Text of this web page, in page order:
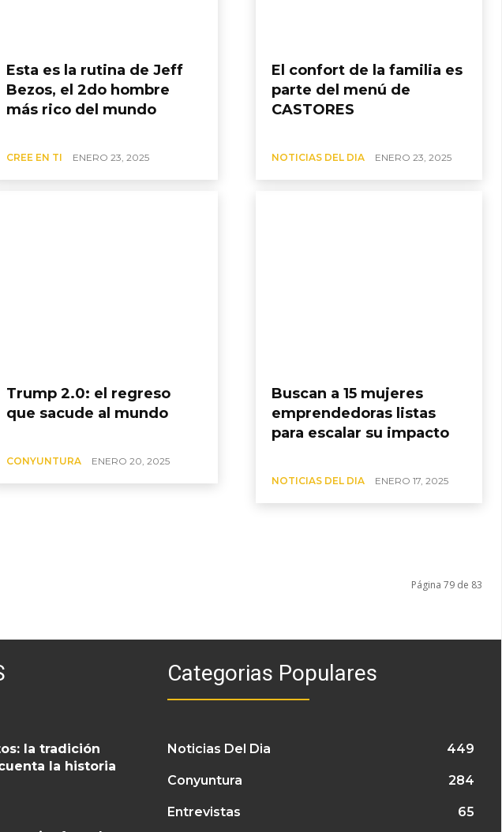
Esta es la rutina de Jeff
Bezos, el 2do hombre
más rico del mundo
CREE EN TI ENERO 23, 2025
El confort de la familia es
parte del menú de
CASTORES
NOTICIAS DEL DIA ENERO 23, 2025
Trump 2.0: el regreso
que sacude al mundo
CONYUNTURA ENERO 20, 2025
Buscan a 15 mujeres
emprendedoras listas
para escalar su impacto
NOTICIAS DEL DIA ENERO 17, 2025
Página 79 de 83
la tradición
la historia
Categorias Populares
Noticias Del Dia 449
Conyuntura 284
Entrevistas 65